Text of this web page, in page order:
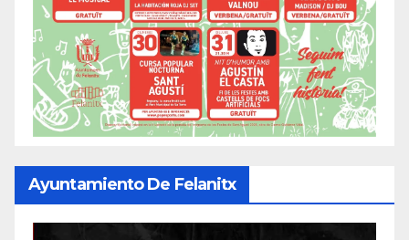
Ayuntamiento De Felanitx